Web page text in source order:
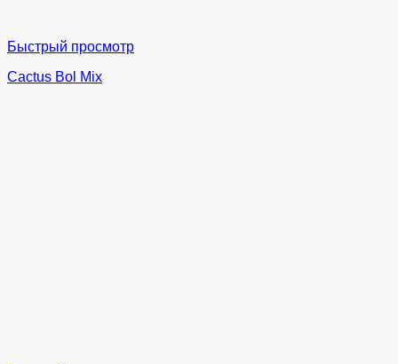
Быстрый просмотр
Cactus Bol Mix